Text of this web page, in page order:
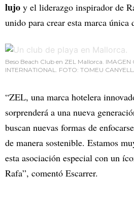
lujo y el liderazgo inspirador de
unido para crear esta marca única
Beso Beach Club en ZEL Mallorca. IMAGEN
INTERNATIONAL. FOTO: TOMEU
“ZEL, una marca hotelera
sorprenderá a una nueva
buscan nuevas formas de
de manera sostenible. Estamos
esta asociación especial con un
Rafa”, comentó Escarrer.